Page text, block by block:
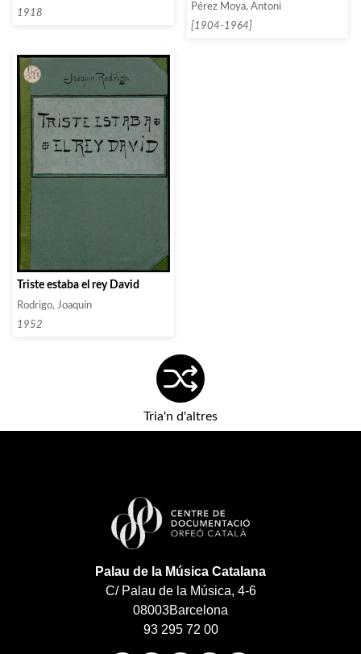
1918
Pérez Moya, Antoni
[1904-1964]
Triste estaba el rey David
Rodrigo, Joaquín
1952
Tria'n d'altres
Palau de la Música Catalana
C/ Palau de la Música, 4-6
08003Barcelona
93 295 72 00